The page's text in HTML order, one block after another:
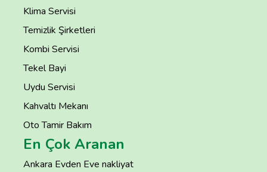
Klima Servisi
Temizlik Şirketleri
Kombi Servisi
Tekel Bayi
Uydu Servisi
Kahvaltı Mekanı
Oto Tamir Bakım
En Çok Aranan
Ankara Evden Eve nakliyat